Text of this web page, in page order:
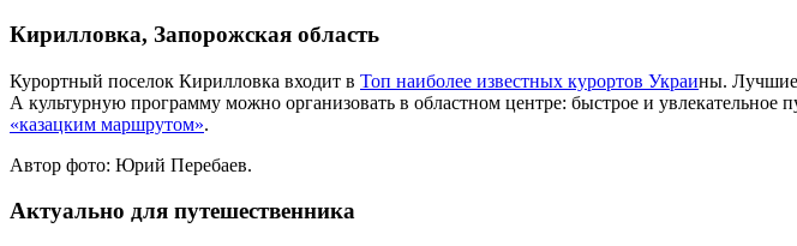
Кирилловка, Запорожская область
Курортный поселок Кирилловка входит в Топ наиболее известных курортов Украины. Лучшие
А культурную программу можно организовать в областном центре: быстрое и увлекательное
«казацким маршрутом».
Автор фото: Юрий Перебаев.
Актуально для путешественника